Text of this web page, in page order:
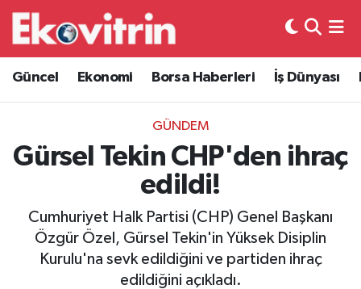
Güncel Ekonomi Borsa Haberleri İş Dünyası
GÜNDEM
Gürsel Tekin CHP'den ihraç
edildi!
Cumhuriyet Halk Partisi (CHP) Genel Başkanı
Özgür Özel, Gürsel Tekin'in Yüksek Disiplin
Kurulu'na sevk edildiğini ve partiden ihraç
edildiğini açıkladı.
Güncel
Ekonomi
Borsa Haberleri
Lojistik
Otovitrin
Hava Durumu
Trafik Durumu
Süper Lig Puan Durumu ve Fikstür
Son Dakika Haberleri
Haber Arşivi